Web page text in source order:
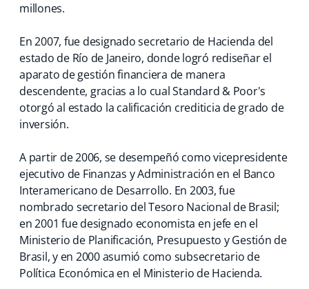
millones.
En 2007, fue designado secretario de Hacienda del
estado de Río de Janeiro, donde logró rediseñar el
aparato de gestión financiera de manera
descendente, gracias a lo cual Standard & Poor's
otorgó al estado la calificación crediticia de grado de
inversión.
A partir de 2006, se desempeñó como vicepresidente
ejecutivo de Finanzas y Administración en el Banco
Interamericano de Desarrollo. En 2003, fue
nombrado secretario del Tesoro Nacional de Brasil;
en 2001 fue designado economista en jefe en el
Ministerio de Planificación, Presupuesto y Gestión de
Brasil, y en 2000 asumió como subsecretario de
Política Económica en el Ministerio de Hacienda.